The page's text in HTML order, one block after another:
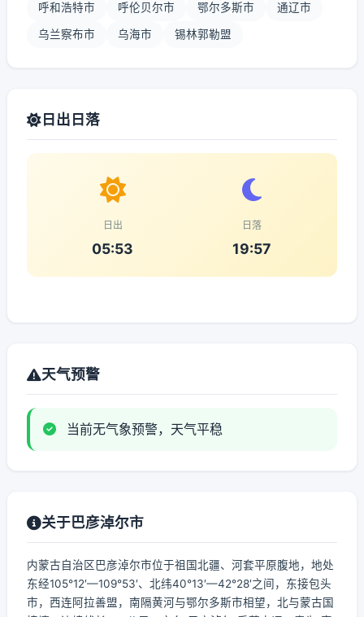
呼和浩特市 呼伦贝尔市 鄂尔多斯市 通辽市
乌兰察布市 乌海市 锡林郭勒盟
日出日落
日出
05:53
日落
19:57
天气预警
当前无气象预警，天气平稳
关于巴彦淖尔市
内蒙古自治区巴彦淖尔市位于祖国北疆、河套平原腹地，地处
东经105°12′—109°53′、北纬40°13′—42°28′之间，东接包头
市，西连阿拉善盟，南隔黄河与鄂尔多斯市相望，北与蒙古国